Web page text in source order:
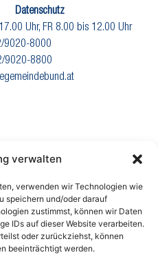
verwalten
verwenden wir Technologien wie
speichern und/oder darauf
zustimmst, können wir Daten
IDs auf dieser Website verarbeiten.
oder zurückziehst, können
beeinträchtigt werden.
Datenschutz
Uhr, FR 8.00 bis 12.00 Uhr
9020-8000
9020-8800